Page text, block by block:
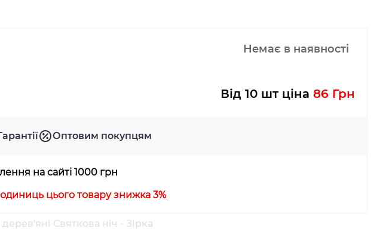
Немає в наявності
Від 10 шт ціна 86 Грн
Оптовим покупцям
на сайті 1000 грн
цього товару знижка 3%
Святкова ніч - Зірка